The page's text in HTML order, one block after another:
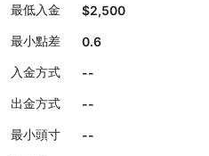
最低入金
$2,500
最小點差
0.6
入金方式
--
出金方式
--
最小頭寸
--